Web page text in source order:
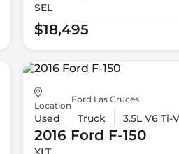
SEL
$18,495
Location
Ford Las Cruces
Used Truck 3.5L V6 Ti-
2016 Ford F-150